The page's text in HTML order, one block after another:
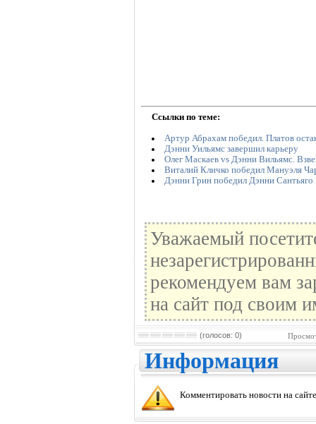
Ссылки по теме:
Артур Абрахам победил. Платов
Дэнни Уильямс завершил карьеру
Олег Маскаев vs Дэнни Вильямс.
Виталий Кличко победил Мануэля
Дэнни Грин победил Дэнни Сантьяго
Уважаемый
рекомендуем вам
на сайт под своим
(голосов: 0)
Информация
Комментировать новости на